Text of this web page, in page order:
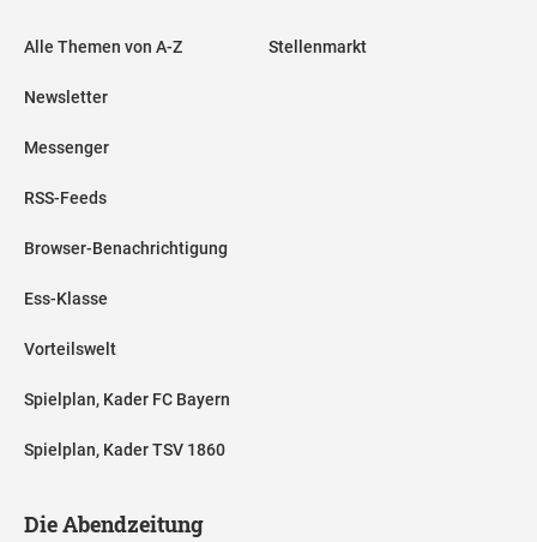
Alle Themen von A-Z
Newsletter
Messenger
RSS-Feeds
Browser-Benachrichtigung
Ess-Klasse
Vorteilswelt
Spielplan, Kader FC Bayern
Spielplan, Kader TSV 1860
Stellenmarkt
Die Abendzeitung